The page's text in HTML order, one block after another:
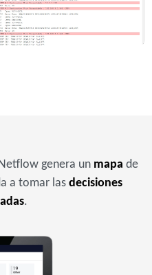
genera un mapa de
a tomar las decisiones
.